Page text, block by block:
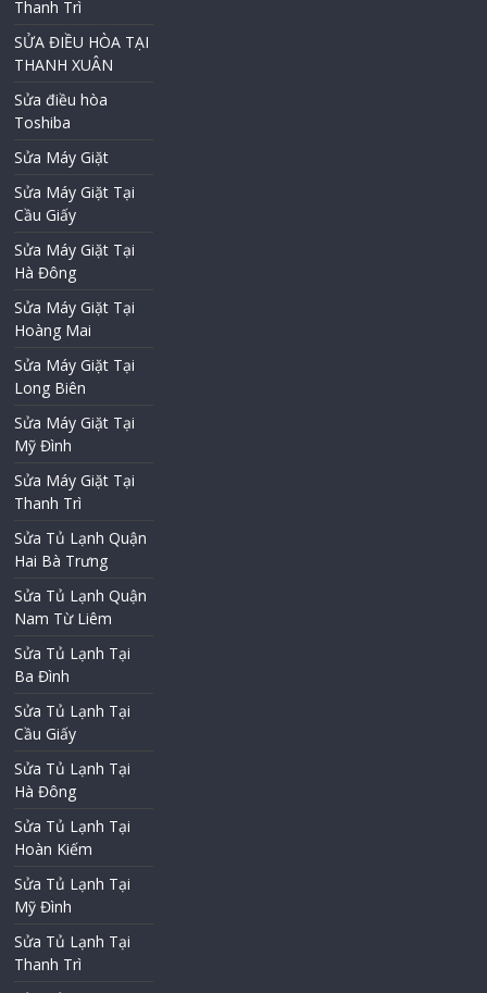
Thanh Trì
SỬA ĐIỀU HÒA TẠI
THANH XUÂN
Sửa điều hòa
Toshiba
Sửa Máy Giặt
Sửa Máy Giặt Tại
Cầu Giấy
Sửa Máy Giặt Tại
Hà Đông
Sửa Máy Giặt Tại
Hoàng Mai
Sửa Máy Giặt Tại
Long Biên
Sửa Máy Giặt Tại
Mỹ Đình
Sửa Máy Giặt Tại
Thanh Trì
Sửa Tủ Lạnh Quận
Hai Bà Trưng
Sửa Tủ Lạnh Quận
Nam Từ Liêm
Sửa Tủ Lạnh Tại
Ba Đình
Sửa Tủ Lạnh Tại
Cầu Giấy
Sửa Tủ Lạnh Tại
Hà Đông
Sửa Tủ Lạnh Tại
Hoàn Kiếm
Sửa Tủ Lạnh Tại
Mỹ Đình
Sửa Tủ Lạnh Tại
Thanh Trì